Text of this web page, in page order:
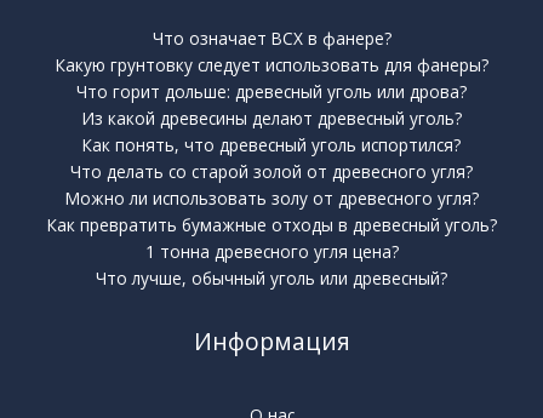
Что означает BCX в фанере?
Какую грунтовку следует использовать для фанеры?
Что горит дольше: древесный уголь или дрова?
Из какой древесины делают древесный уголь?
Как понять, что древесный уголь испортился?
Что делать со старой золой от древесного угля?
Можно ли использовать золу от древесного угля?
Как превратить бумажные отходы в древесный уголь?
1 тонна древесного угля цена?
Что лучше, обычный уголь или древесный?
Информация